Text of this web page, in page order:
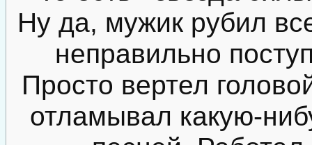
Ну да, мужик рубил
неправильно
Просто вертел
отламывал какую-